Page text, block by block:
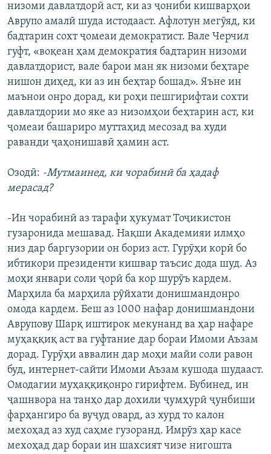
низоми давлатдорӣ аст, ки аз ҷониби кишварҳои
Аврупо амалӣ шуда истодааст. Афлотун мегӯяд, ки
бадтарин сохт ҷомеаи демократист. Вале Черчил
гуфт, «воқеан ҳам демократия бадтарин низоми
давлатдорист, вале барои ман як низоми беҳтаре
нишон диҳед, ки аз ин беҳтар бошад». Яъне ин
маънои онро дорад, ки роҳи пешгирифтаи сохти
давлатдории мо яке аз низомҳои беҳтарин аст, ки
ҷомеаи башариро муттаҳид месозад ва худи
раванди ҷаҳонишавӣ ҳамин аст.
Озодӣ: -Мутмаинед, ки чорабинӣ ба ҳадаф
мерасад?
-Ин чорабинӣ аз тарафи ҳукумат Тоҷикистон
гузаронида мешавад. Нақши Академияи илмҳо
низ дар баргузории он бориз аст. Гурӯҳи корӣ бо
ибтикори президенти кишвар таъсис дода шуд. Аз
моҳи январи соли ҷорӣ ба кор шурӯъ кардем.
Марҳила ба марҳила рӯйхати донишмандонро
омода кардем. Беш аз 1000 нафар донишмандони
Аврупову Шарқ иштирок мекунанд ва ҳар нафаре
муҳаққиқ аст ва гуфтание дар бораи Имоми Аъзам
дорад. Гурӯҳи аввалин дар моҳи майи соли равон
буд, интернет-сайти Имоми Аъзам кушода шудааст.
Омодагии муҳаққиқонро гирифтем. Бубинед, ин
ҷашнвора на танҳо дар дохили ҷумҳурӣ ҷунбиши
фарҳангиро ба вуҷуд овард, аз хурд то калон
мехоҳад аз худ саҳме гузоранд. Имрӯз ҳар касе
мехоҳад дар бораи ин шахсият чизе нигошта